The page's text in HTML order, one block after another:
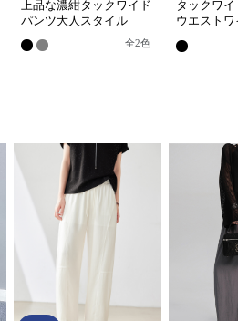
上品な濃紺タックワイド
パンツ大人スタイル
全2色
タックワイ
ウエスト